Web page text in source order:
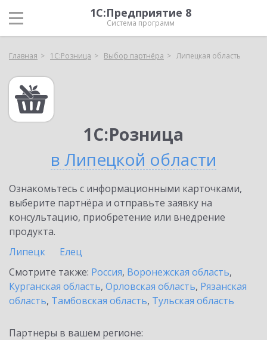
1С:Предприятие 8
Система программ
Главная 1С:Розница Выбор партнёра Липецкая область
1С:Розница
в Липецкой области
Ознакомьтесь с информационными карточками,
выберите партнёра и отправьте заявку на
консультацию, приобретение или внедрение
продукта.
Липецк
Елец
Смотрите также: Россия, Воронежская область,
Курганская область, Орловская область, Рязанская
область, Тамбовская область, Тульская область
Партнеры в вашем регионе: